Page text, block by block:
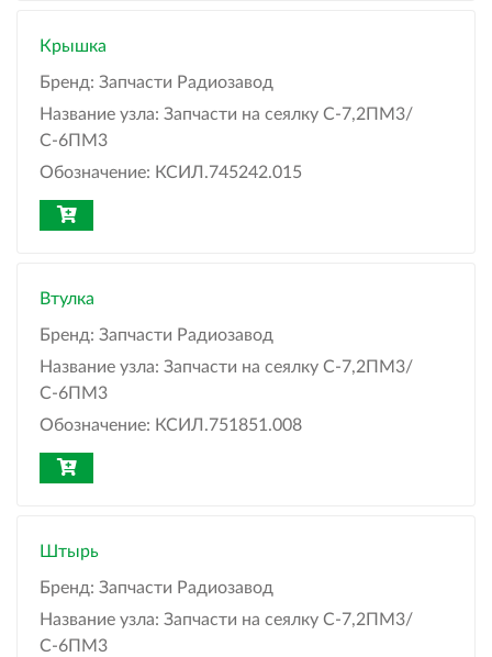
Крышка
Бренд: Запчасти Радиозавод
Название узла: Запчасти на сеялку С-7,2ПМ3/
С-6ПМ3
Обозначение: КСИЛ.745242.015
Втулка
Бренд: Запчасти Радиозавод
Название узла: Запчасти на сеялку С-7,2ПМ3/
С-6ПМ3
Обозначение: КСИЛ.751851.008
Штырь
Бренд: Запчасти Радиозавод
Название узла: Запчасти на сеялку С-7,2ПМ3/
С-6ПМ3